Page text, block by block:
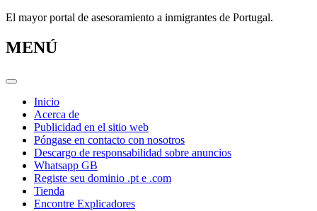
El mayor portal de asesoramiento a inmigrantes de Portugal.
MENÚ
Inicio
Acerca de
Publicidad en el sitio web
Póngase en contacto con nosotros
Descargo de responsabilidad sobre anuncios
Whatsapp GB
Registe seu dominio .pt e .com
Tienda
Encontre Explicadores